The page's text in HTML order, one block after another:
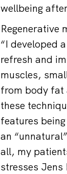
wellbeing
Regenerative
“I developed
refresh and
muscles,
from body fat
these
features
an
all, my
stresses Jens